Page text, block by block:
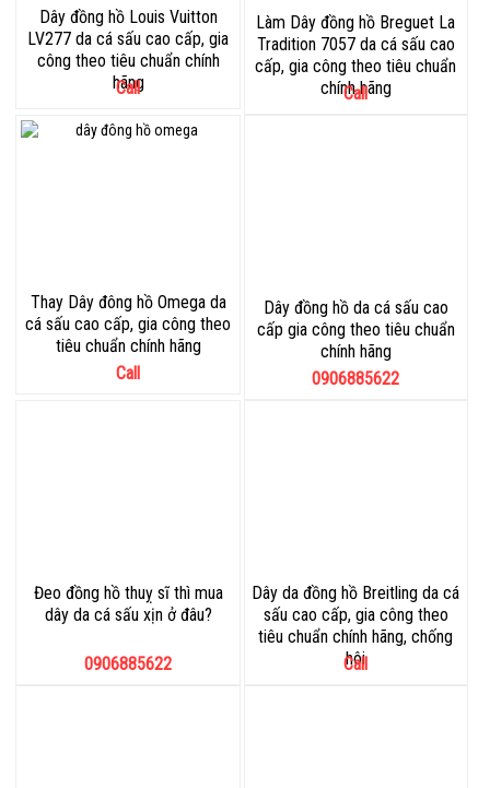
Dây đồng hồ Louis Vuitton
LV277 da cá sấu cao cấp, gia
công theo tiêu chuẩn chính
hãng
Call
Làm Dây đồng hồ Breguet La
Tradition 7057 da cá sấu cao
cấp, gia công theo tiêu chuẩn
chính hãng
Call
Thay Dây đông hồ Omega da
cá sấu cao cấp, gia công theo
tiêu chuẩn chính hãng
Call
Dây đồng hồ da cá sấu cao
cấp gia công theo tiêu chuẩn
chính hãng
0906885622
Đeo đồng hồ thuỵ sĩ thì mua
dây da cá sấu xịn ở đâu?
0906885622
Dây da đồng hồ Breitling da cá
sấu cao cấp, gia công theo
tiêu chuẩn chính hãng, chống
hôi
Call